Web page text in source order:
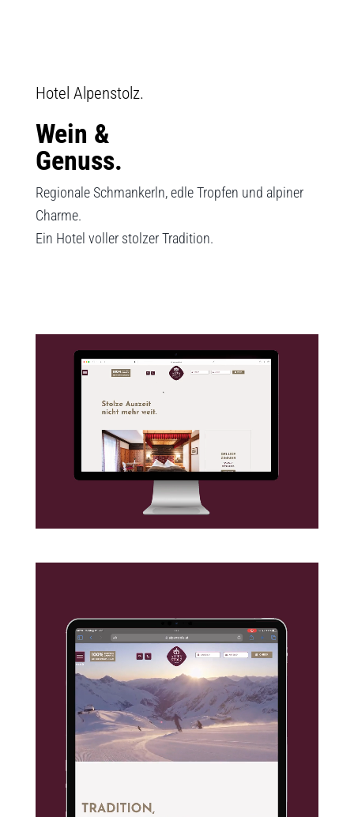
Hotel Alpenstolz.
Wein &
Genuss.
Regionale Schmankerln, edle Tropfen und alpiner
Charme.
Ein Hotel voller stolzer Tradition.